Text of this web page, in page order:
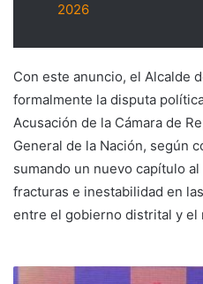
2026
Con este anuncio, el Alcalde
formalmente la disputa
Acusación de la Cámara de
General de la Nación, según
sumando un nuevo capítulo
fracturas e inestabilidad en
entre el gobierno distrital y el